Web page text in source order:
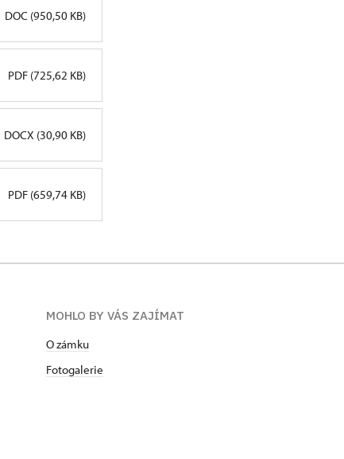
DOC (950,50 KB)
PDF (725,62 KB)
DOCX (30,90 KB)
PDF (659,74 KB)
MOHLO BY VÁS ZAJÍMAT
O zámku
Fotogalerie